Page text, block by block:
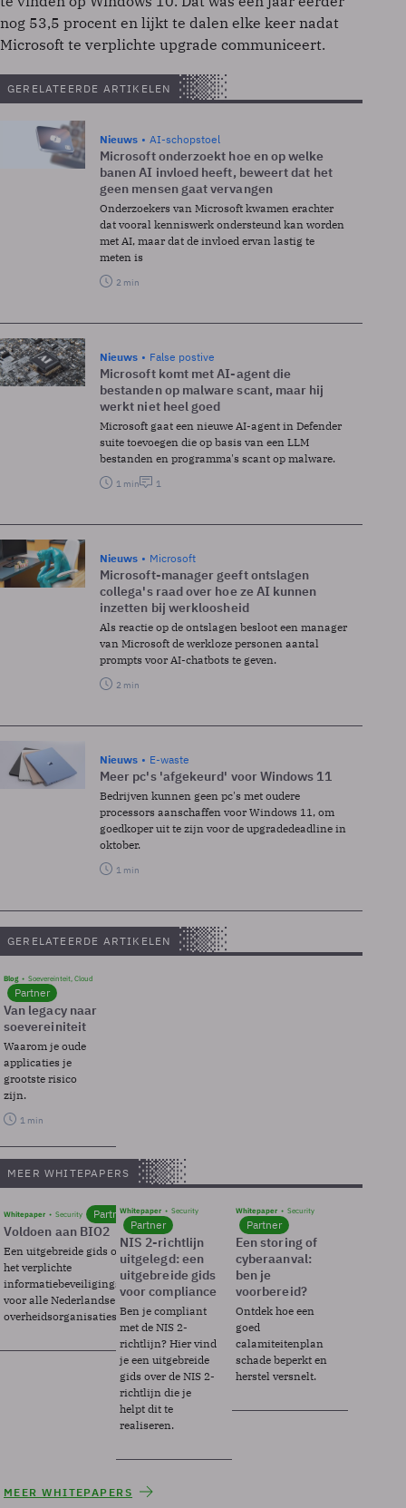
nog 53,5 procent en lijkt te dalen elke keer nadat
Microsoft te verplichte upgrade communiceert.
GERELATEERDE ARTIKELEN
Nieuws AI-schopstoel
Microsoft onderzoekt hoe en op welke
banen AI invloed heeft, beweert dat het
geen mensen gaat vervangen
Onderzoekers van Microsoft kwamen erachter
dat vooral kenniswerk ondersteund kan worden
met AI, maar dat de invloed ervan lastig te
meten is
2 min
Nieuws False postive
Microsoft komt met AI-agent die
bestanden op malware scant, maar hij
werkt niet heel goed
Microsoft gaat een nieuwe AI-agent in Defender
suite toevoegen die op basis van een LLM
bestanden en programma's scant op malware.
1 min 1
Nieuws Microsoft
Microsoft-manager geeft ontslagen
collega's raad over hoe ze AI kunnen
inzetten bij werkloosheid
Als reactie op de ontslagen besloot een manager
van Microsoft de werkloze personen aantal
prompts voor AI-chatbots te geven.
2 min
Nieuws E-waste
Meer pc's 'afgekeurd' voor Windows 11
Bedrijven kunnen geen pc's met oudere
processors aanschaffen voor Windows 11, om
goedkoper uit te zijn voor de upgradedeadline in
oktober.
1 min
GERELATEERDE ARTIKELEN
Blog Soevereinteit, Cloud
Partner
Van legacy naar
soevereiniteit
Waarom je oude
applicaties je
grootste risico
zijn.
1 min
MEER WHITEPAPERS
Whitepaper Security Partner
Voldoen aan BIO2
Een uitgebreide gids over BIO2,
het verplichte
informatiebeveiligingsframework
voor alle Nederlandse
overheidsorganisaties.
Whitepaper Security
Partner
NIS 2-richtlijn
uitgelegd: een
uitgebreide gids
voor compliance
Ben je compliant
met de NIS 2-
richtlijn? Hier vind
je een uitgebreide
gids over de NIS 2-
richtlijn die je
helpt dit te
realiseren.
Whitepaper Security
Partner
Een storing of
cyberaanval:
ben je
voorbereid?
Ontdek hoe een
goed
calamiteitenplan
schade beperkt en
herstel versnelt.
MEER WHITEPAPERS